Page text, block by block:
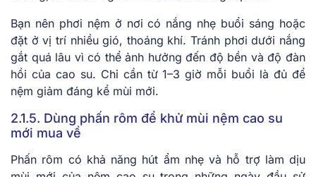
Bạn nên phơi nệm ở nơi có nắng nhẹ buổi sáng hoặc
đặt ở vị trí nhiều gió, thoáng khí. Tránh phơi dưới nắng
gắt quá lâu vì có thể ảnh hưởng đến độ bền và độ đàn
hồi của cao su. Chỉ cần từ 1–3 giờ mỗi buổi là đủ để
nệm giảm đáng kể mùi mới.
2.1.5. Dùng phấn rôm để khử mùi nệm cao su
mới mua về
Phấn rôm có khả năng hút ẩm nhẹ và hỗ trợ làm dịu